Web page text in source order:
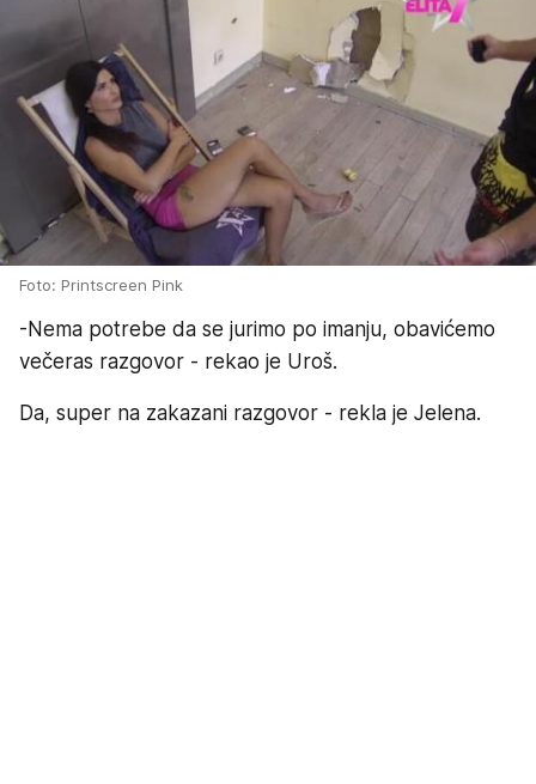
Foto: Printscreen Pink
-Nema potrebe da se jurimo po imanju, obavićemo
večeras razgovor - rekao je Uroš.
Da, super na zakazani razgovor - rekla je Jelena.